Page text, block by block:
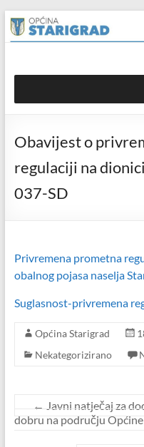
content
Skip
to
content
Općina
Starigrad
mrežna
stranica
Obavijest o
regulaciji na
037-SD
Privremena prometna
obalnog pojasa naselja
Suglasnost-privremena
Općina Starigrad
Nekategorizirano
← Javni natječaj za
dobru na području